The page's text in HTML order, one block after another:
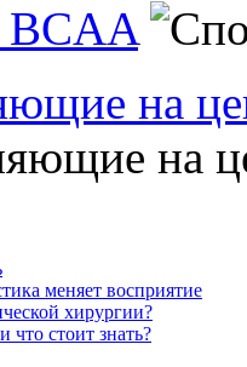
BCAA
на
меняет восприятие
хирургии?
что стоит знать?